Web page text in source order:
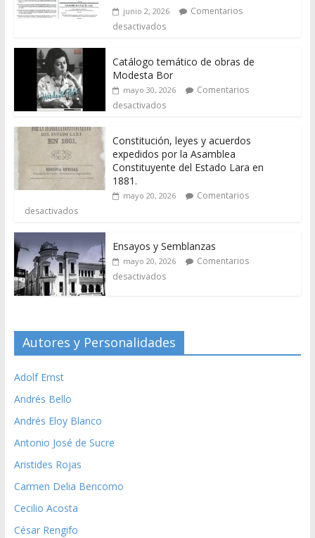
junio 2, 2026
Comentarios
desactivados
Catálogo temático de obras de
Modesta Bor
mayo 30, 2026
Comentarios
desactivados
Constitución, leyes y acuerdos
expedidos por la Asamblea
Constituyente del Estado Lara en
1881.
mayo 20, 2026
Comentarios
desactivados
Ensayos y Semblanzas
mayo 20, 2026
Comentarios
desactivados
Autores y Personalidades
Adolf Ernst
Andrés Bello
Andrés Eloy Blanco
Antonio José de Sucre
Aristides Rojas
Carmen Delia Bencomo
Cecilio Acosta
César Rengifo